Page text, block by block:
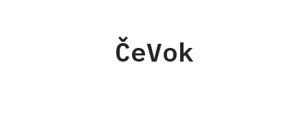
ČeVok